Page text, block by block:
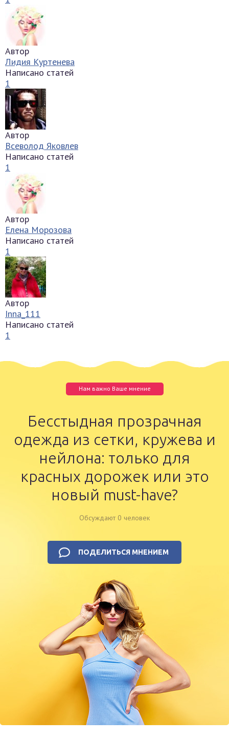
Автор
Лидия Куртенева
Написано статей
1
Автор
Всеволод Яковлев
Написано статей
1
Автор
Елена Морозова
Написано статей
1
Автор
Inna_111
Написано статей
1
Нам важно Ваше мнение
Бесстыдная прозрачная
одежда из сетки, кружева и
нейлона: только для
красных дорожек или это
новый must-have?
Обсуждают 0 человек
ПОДЕЛИТЬСЯ МНЕНИЕМ